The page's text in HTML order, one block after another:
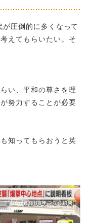
圧倒的に多くなって
えてもらいたい。そ
い、平和の尊さを理
努力することが必要
知ってもらおうと英